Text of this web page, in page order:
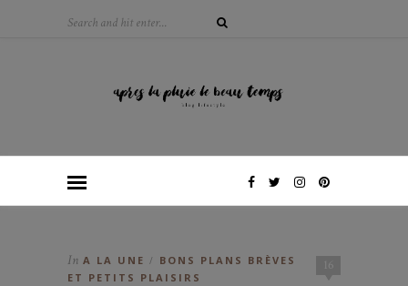
16
In A LA UNE /
BONS PLANS BRÈVES
ET PETITS PLAISIRS